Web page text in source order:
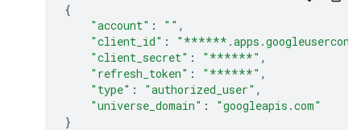
{
"account" : "" ,
"client_id" :
"client_secret" : "******" ,
"refresh_token" : "******" ,
"type" : "authorized_user" ,
"universe_domain" :
"googleapis.com"
}